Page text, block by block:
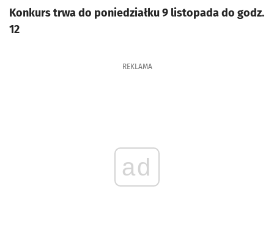
Konkurs trwa do poniedziałku 9 listopada do godz.
12
REKLAMA
ad